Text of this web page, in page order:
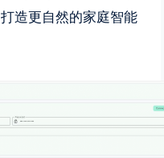
造更自然的家庭智能